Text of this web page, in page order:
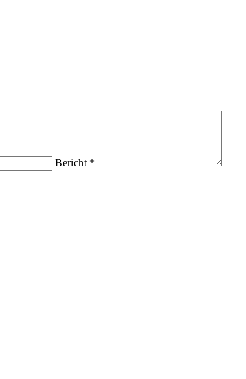
Bericht *